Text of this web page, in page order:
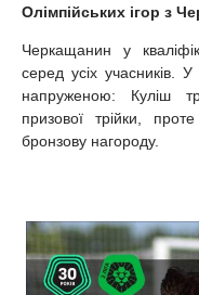
Олімпійських ігор з
Черкащанин у
серед усіх учасників.
напруженою: Куліш
призової трійки,
бронзову нагороду.